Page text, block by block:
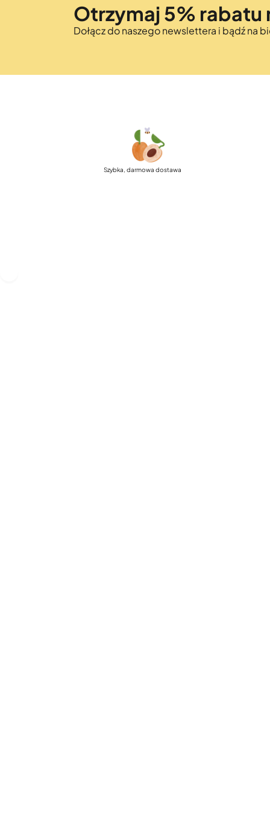
Otrzymaj 5% rabatu
Dołącz do naszego newslettera i bądź na
Szybka, darmowa dostawa